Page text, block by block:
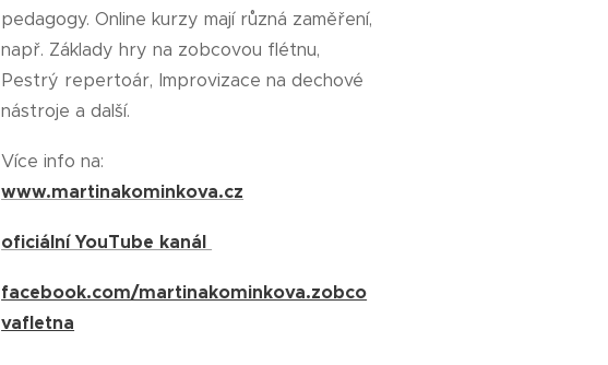
pedagogy. Online kurzy mají různá zaměření,
např. Základy hry na zobcovou flétnu,
Pestrý repertoár, Improvizace na dechové
nástroje a další.
Více info na:
www.martinakominkova.cz
oficiální YouTube kanál
facebook.com/martinakominkova.zobco
vafletna